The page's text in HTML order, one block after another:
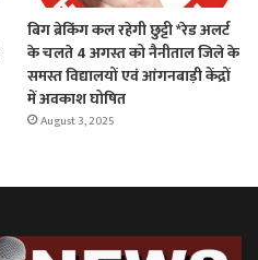
बिग ब्रेकिंग कल रहेगी छुट्टी *रेड अलर्ट
के चलते 4 अगस्त को नैनीताल जिले के
समस्त विद्यालयों एवं आंगनबाड़ी केंद्रों
में अवकाश घोषित
August 3, 2025